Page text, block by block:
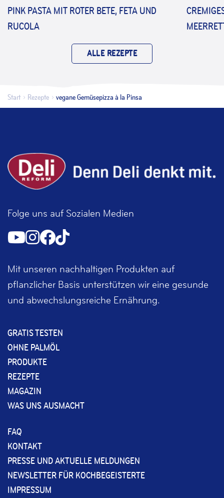
PINK PASTA MIT ROTER BETE, FETA UND
RUCOLA
ALLE REZEPTE
Start Rezepte vegane Gemüsepizza à la Pinsa
Folge uns auf Sozialen Medien
Mit unseren nachhaltigen Produkten auf
pflanzlicher Basis unterstützen wir eine gesunde
und abwechslungsreiche Ernährung.
GRATIS TESTEN
OHNE PALMÖL
PRODUKTE
REZEPTE
MAGAZIN
WAS UNS AUSMACHT
FAQ
KONTAKT
PRESSE UND AKTUELLE MELDUNGEN
NEWSLETTER FÜR KOCHBEGEISTERTE
IMPRESSUM